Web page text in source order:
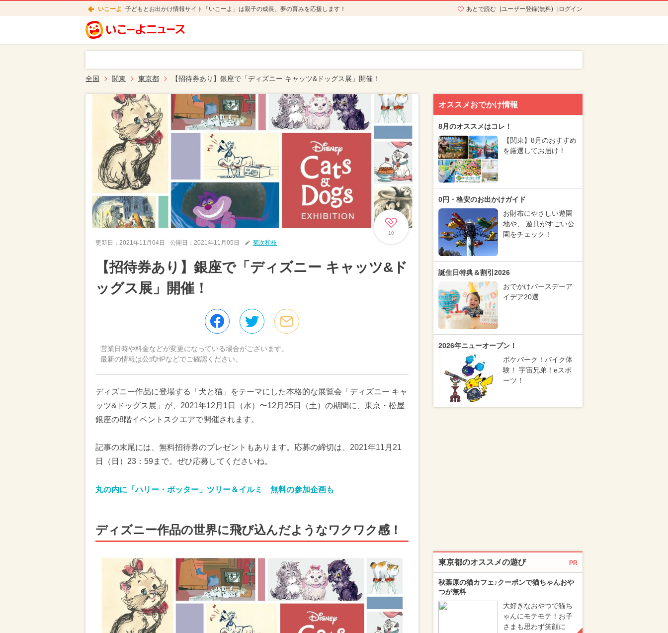
いこーよ 子どもとお出かけ情報サイト「いこーよ」は親子の成長、夢の育みを応援します！ あとで読む ユーザー登録(無料) ログイン
全国 関東 東京都 【招待券あり】銀座で「ディズニー キャッツ&ドッグス展」開催！
10
更新日： 2021年11月04日 公開日： 2021年11月05日 菊次和枝
【招待券あり】銀座で「ディズニー キャッツ&ド
ッグス展」開催！
営業日時や料金などが変更になっている場合がございます。
最新の情報は公式HPなどでご確認ください。
ディズニー作品に登場する「犬と猫」をテーマにした本格的な展覧会「ディズニー キャ
ッツ&ドッグス展」が、2021年12月1日（水）〜12月25日（土）の期間に、東京・松屋
銀座の8階イベントスクエアで開催されます。
記事の末尾には、無料招待券のプレゼントもあります。応募の締切は、2021年11月21
日（日）23：59まで。ぜひ応募してくださいね。
丸の内に「ハリー・ポッター」ツリー＆イルミ 無料の参加企画も
ディズニー作品の世界に飛び込んだようなワクワク感！
オススメおでかけ情報
8月のオススメはコレ！
【関東】8月のおすすめ
を厳選してお届け！
0円・格安のお出かけガイド
お財布にやさしい遊園
地や、 遊具がすごい公
園をチェック！
誕生日特典＆割引2026
おでかけバースデーア
イデア20選
2026年ニューオープン！
ポケパーク！バイク体
験！ 宇宙兄弟！eスポ
ーツ！
東京都のオススメの遊び PR
秋葉原の猫カフェ♪クーポンで猫ちゃんおや
つが無料
大好きなおやつで猫ち
ゃんにモテモテ！お子
さまも思わず笑顔に